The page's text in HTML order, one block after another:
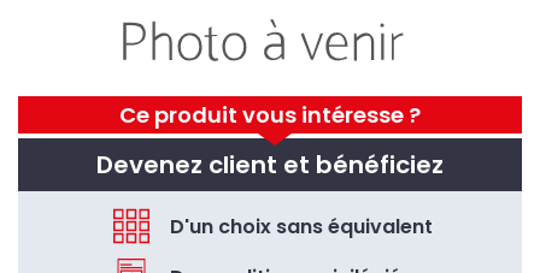
Ce produit vous intéresse ?
Devenez client et bénéficiez
D'un choix sans équivalent